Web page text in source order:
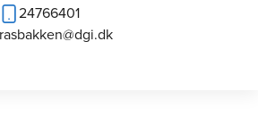
24766401